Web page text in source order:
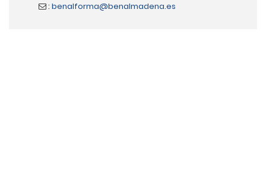
: benalforma@benalmadena.es